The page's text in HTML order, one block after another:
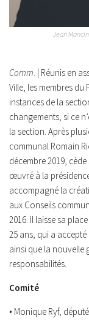
Jean
Comm. | Réunis en
Ville, les membres
instances de la
changements, si ce
la section. Après
communal Romain
décembre 2019,
œuvré à la
accompagné la
aux Conseils
2016. Il laisse sa
25 ans, qui a
ainsi que la nouvelle
responsabilités.
Comité
• Monique Ryf,